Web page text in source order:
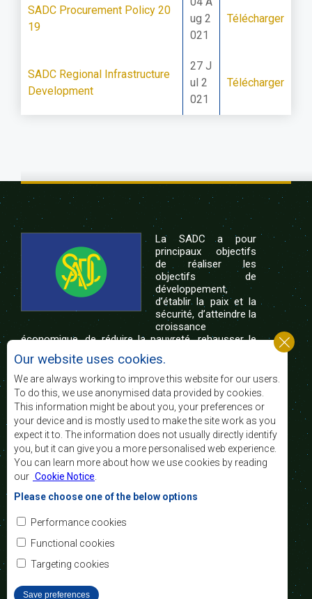
SADC Procurement Policy 20
19
ug 2
021
Télécharger
SADC Regional Infrastructure
Development
27 J
ul 2
021
Télécharger
La SADC a pour
principaux objectifs
de réaliser les
objectifs de
développement,
d’établir la paix et la
sécurité, d’atteindre la
croissance
économique, de réduire la pauvreté, rehausser le
niveau et la qualité de vie du peuple de l’Afrique
australe et d’appuyer les défavorisés sociaux par le
biais de l’intégration régionale, de principes
démocratiques consolidés et d’un développement
équitable et durable.
Nous contacter
SADC House
Plot No. 54385
Central Business District
Private Bag 0095
Our website uses cookies.
We are always working to improve this website for our users.
To do this, we use anonymised data provided by cookies.
This information might be about you, your preferences or
your device and is mostly used to make the site work as you
expect it to. The information does not usually directly identify
you, but it can give you a more personalised web experience.
You can learn more about how we use cookies by reading
our Cookie Notice
Please choose one of the below options
Performance cookies
Functional cookies
Targeting cookies
Save preferences